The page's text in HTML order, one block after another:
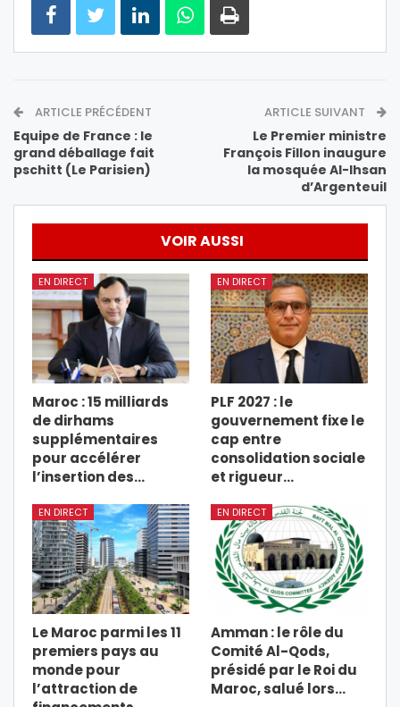
ARTICLE PRÉCÉDENT
Equipe de France : le
grand déballage fait
pschitt (Le Parisien)
ARTICLE SUIVANT
Le Premier ministre
François Fillon inaugure
la mosquée Al-Ihsan
d’Argenteuil
VOIR AUSSI
EN DIRECT
Maroc : 15 milliards
de dirhams
supplémentaires
pour accélérer
l’insertion des…
EN DIRECT
PLF 2027 : le
gouvernement fixe le
cap entre
consolidation sociale
et rigueur…
EN DIRECT
Le Maroc parmi les 11
premiers pays au
monde pour
l’attraction de
EN DIRECT
Amman : le rôle du
Comité Al-Qods,
présidé par le Roi du
Maroc, salué lors…